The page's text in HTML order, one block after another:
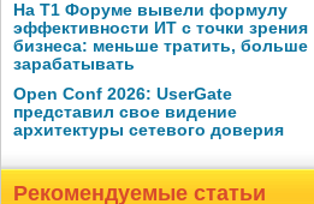
На Т1 Форуме вывели формулу
эффективности ИТ с точки зрения
бизнеса: меньше тратить, больше
зарабатывать
Open Conf 2026: UserGate
представил свое видение
архитектуры сетевого доверия
Рекомендуемые статьи